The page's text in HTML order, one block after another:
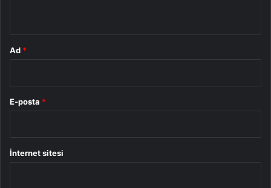
Ad *
E-posta *
İnternet sitesi